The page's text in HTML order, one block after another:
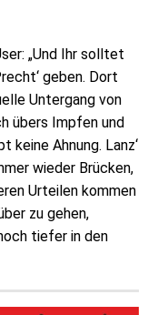
„Und Ihr solltet
geben. Dort
Untergang von
übers Impfen und
Ahnung. Lanz‘
wieder Brücken,
Urteilen kommen
zu gehen,
tiefer in den